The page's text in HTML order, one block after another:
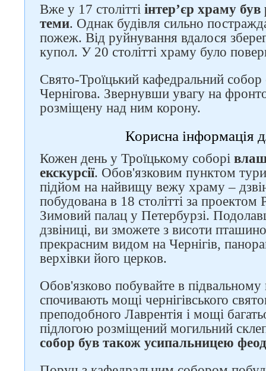
Вже у 17 столітті інтер’єр храму був
теми. Однак будівля сильно
пожеж. Від руйнування вдалося
купол. У 20 столітті храму було
Свято-Троїцький кафедральний
Чернігова. Звернувши увагу на
розміщену над ним корону.
Корисна інформація
Кожен день у Троїцькому соборі
екскурсії. Обов'язковим пунктом
підйом на найвищу вежу храму –
побудована в 18 столітті за проектом
Зимовий палац у Петербурзі.
дзвіниці, ви зможете з висоти
прекрасним видом на Чернігів,
верхівки його церков.
Обов'язково побувайте в
спочивають мощі чернігівського
преподобного Лаврентія і мощі
підлогою розміщений могильний
собор був також усипальницею
Слідкуйте за нами в